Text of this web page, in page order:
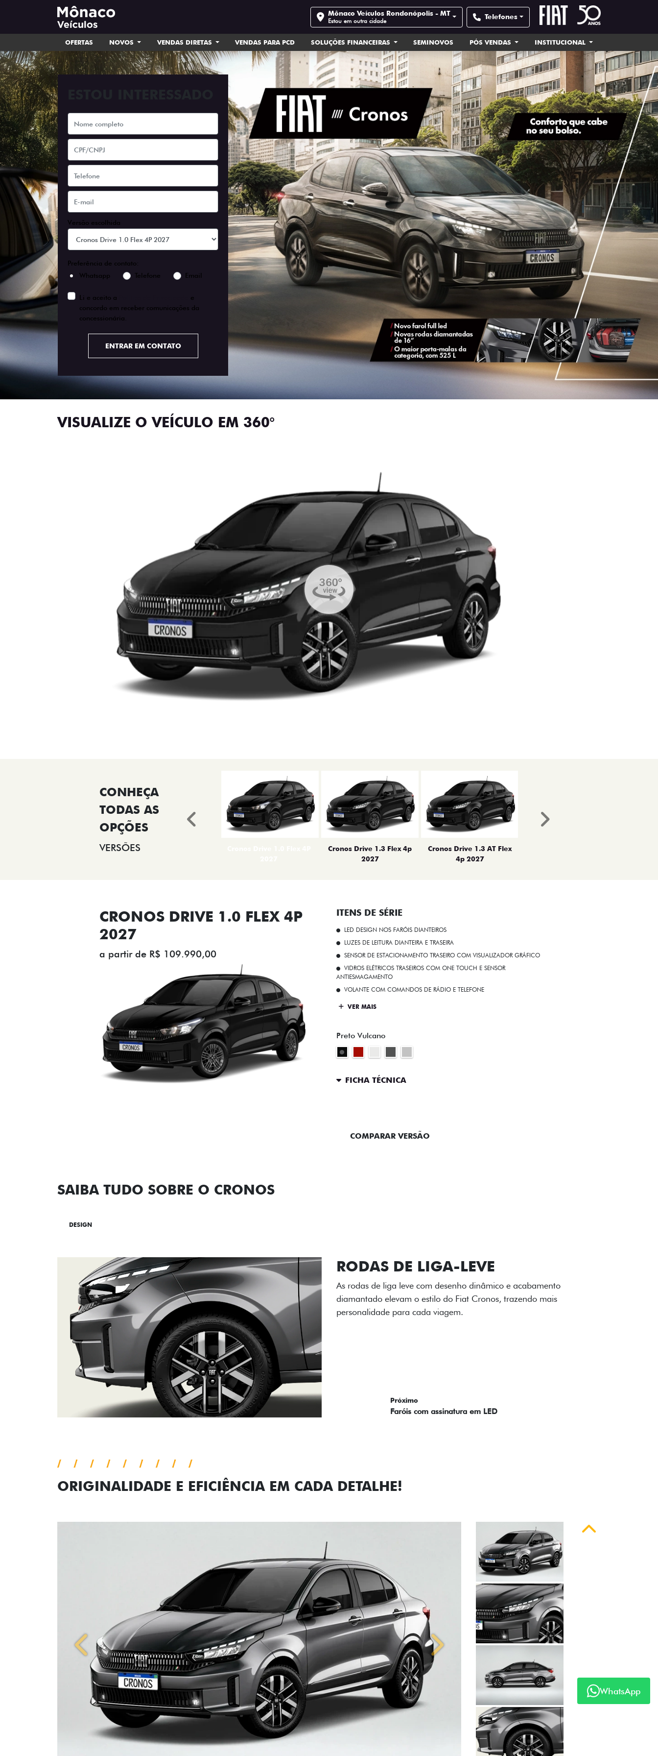
Mônaco Veículos Rondonópolis - MT
Estou em outra cidade Telefones
OFERTAS NOVOS VENDAS DIRETAS VENDAS PARA PCD SOLUÇÕES FINANCEIRAS SEMINOVOS PÓS VENDAS INSTITUCIONAL
Versão escolhida
Preferência de contato:
Whatsapp
Telefone Email
Li e aceito a
e
concordo em receber comunicações da
concessionária.
ENTRAR EM CONTATO
VISUALIZE O VEÍCULO EM 360°
VERSÕES
Cronos Drive 1.3 Flex 4p
2027
Cronos Drive 1.3 AT Flex
4p 2027
Anterior Próximo
CRONOS DRIVE 1.0 FLEX 4P
2027
a partir de R$ 109.990,00
ITENS DE SÉRIE
LED DESIGN NOS FARÓIS DIANTEIROS
LUZES DE LEITURA DIANTEIRA E TRASEIRA
SENSOR DE ESTACIONAMENTO TRASEIRO COM VISUALIZADOR GRÁFICO
VIDROS ELÉTRICOS TRASEIROS COM ONE TOUCH E SENSOR
ANTIESMAGAMENTO
VOLANTE COM COMANDOS DE RÁDIO E TELEFONE
VER MAIS
Preto Vulcano
FICHA TÉCNICA
COMPARAR VERSÃO
SAIBA TUDO SOBRE O CRONOS
DESIGN
RODAS DE LIGA-LEVE
As rodas de liga leve com desenho dinâmico e acabamento
diamantado elevam o estilo do Fiat Cronos, trazendo mais
personalidade para cada viagem.
Próximo
Faróis com assinatura em LED
Next
ORIGINALIDADE E EFICIÊNCIA EM CADA DETALHE!
Anterior Próximo
Anterior
WhatsApp